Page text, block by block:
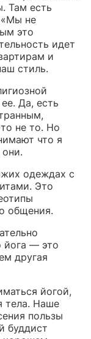
Там есть
«Мы не
это
идет
и
стиль.
Да, есть
не то. Но
что я
одеждах с
Это
общения.
йога — это
другая
йогой,
тела. Наше
пользы
буддист